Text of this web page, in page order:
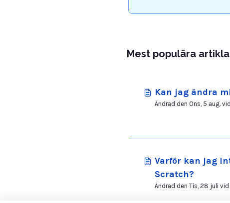
Mest populära
Kan jag ändra
Ändrad den Ons, 5 aug.
Varför kan jag
Scratch?